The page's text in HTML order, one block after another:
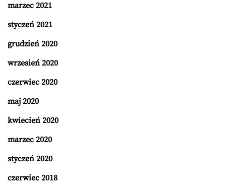
marzec 2021
styczeń 2021
grudzień 2020
wrzesień 2020
czerwiec 2020
maj 2020
kwiecień 2020
marzec 2020
styczeń 2020
czerwiec 2018